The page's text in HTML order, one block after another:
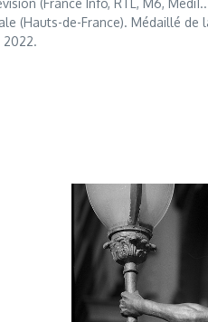
(France Info, RTL, M6,
(Hauts-de-France). Médaillé
2022.